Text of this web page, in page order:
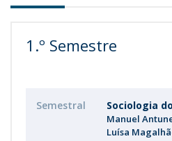
1.º Semestre
Semestral
Sociologia
Manuel
Luísa